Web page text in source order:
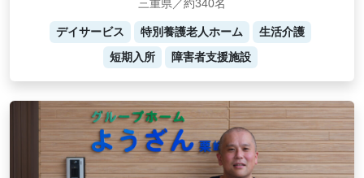
三重県／約340名
デイサービス 特別養護老人ホーム
生活介護
短期入所
障害者支援施設